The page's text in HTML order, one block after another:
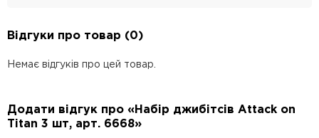
Відгуки про товар (0)
Немає відгуків про цей товар.
Додати відгук про «Набір джибітсів Attack on
Titan 3 шт, арт. 6668»